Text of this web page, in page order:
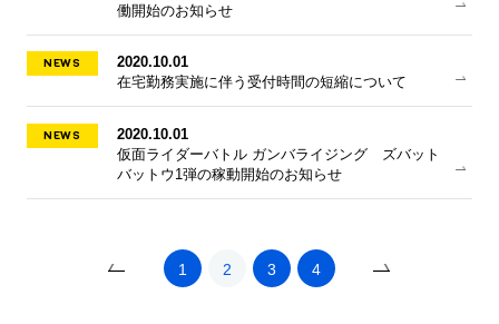
働開始のお知らせ
NEWS
2020.10.01
在宅勤務実施に伴う受付時間の短縮について
NEWS
2020.10.01
仮面ライダーバトル ガンバライジング ズバット
バットウ1弾の稼動開始のお知らせ
« 1 2 3 4 »